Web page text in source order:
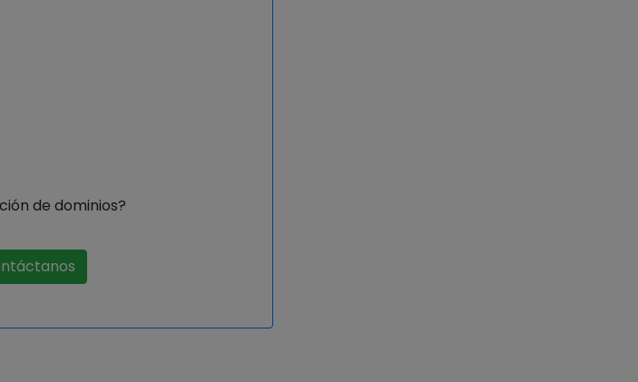
de dominios?